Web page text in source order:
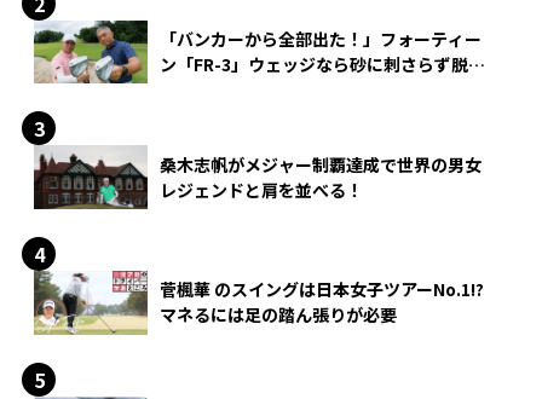
「バンカーから全部出た！」フォーティー
ン「FR-3」ウェッジなら砂に刺さらず脱出
桑木志帆がメジャー制覇達成で世界の男女
レジェンドと肩を並べる！
菅楓華 のスイングは日本女子ツアーNo.1!?
マネるには足の踏ん張りが必要